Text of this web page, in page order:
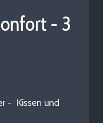
- 3
- Kissen und